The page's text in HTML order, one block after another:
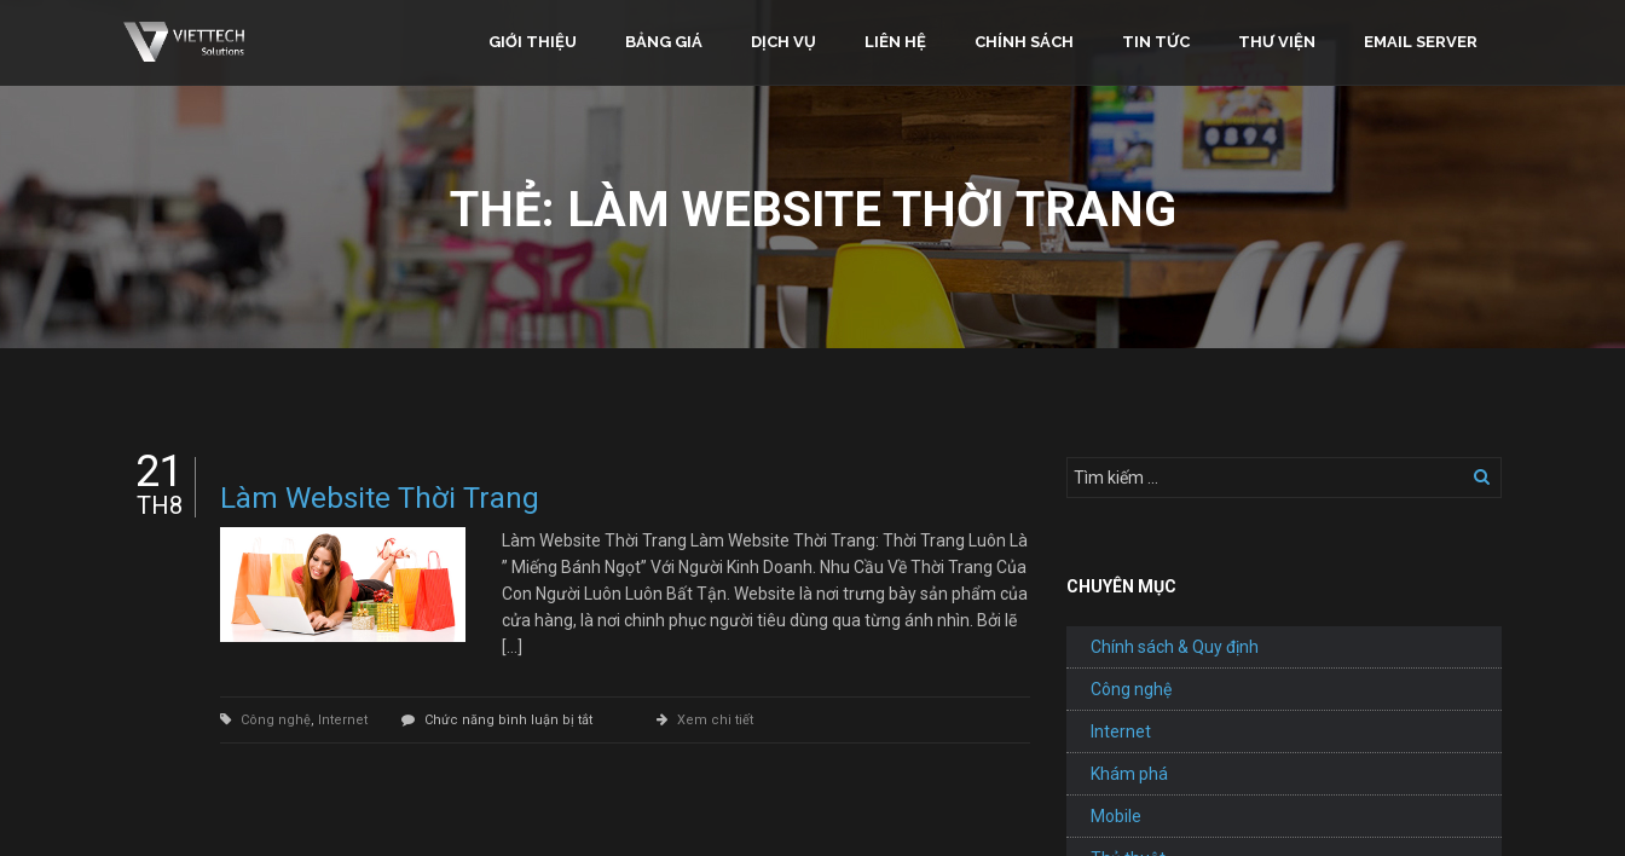
GIỚI THIỆU BẢNG GIÁ DỊCH VỤ LIÊN HỆ CHÍNH SÁCH TIN TỨC THƯ VIỆN EMAIL SERVER
THẺ: LÀM WEBSITE THỜI TRANG
Làm Website Thời Trang
21
TH8
Làm Website Thời Trang Làm Website Thời Trang: Thời Trang Luôn Là
” Miếng Bánh Ngọt” Với Người Kinh Doanh. Nhu Cầu Về Thời Trang Của
Con Người Luôn Luôn Bất Tận. Website là nơi trưng bày sản phẩm của
cửa hàng, là nơi chinh phục người tiêu dùng qua từng ánh nhìn. Bởi lẽ
Công nghệ, Internet Chức năng bình luận bị tắtở
Xem chi tiết
CHUYÊN MỤC
Chính sách & Quy định
Công nghệ
Internet
Khám phá
Mobile